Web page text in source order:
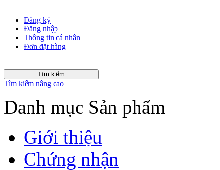
Đăng ký
Đăng nhập
Thông tin cá nhân
Đơn đặt hàng
Tìm kiếm nâng cao
Danh mục Sản phẩm
Giới thiệu
Chứng nhận